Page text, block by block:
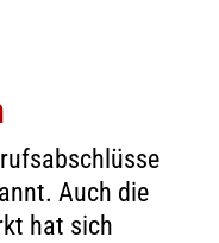
Auch die
hat sich